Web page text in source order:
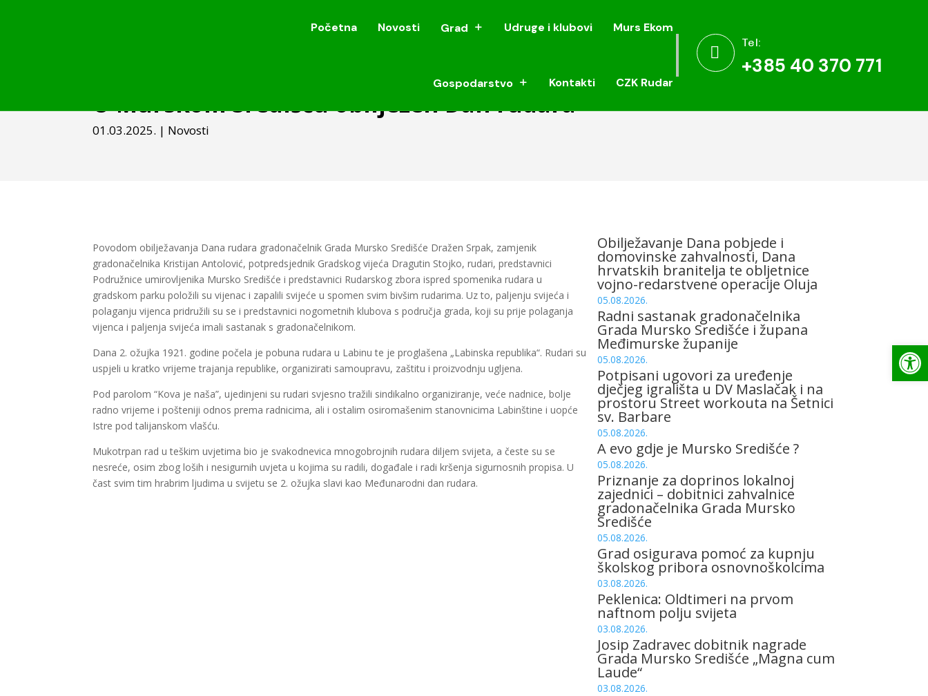
Početna Novosti Grad Udruge i klubovi Murs Ekom
Gospodarstvo Kontakti CZK Rudar
 Tel:
+385 40 370 771
Početna Novosti Grad Udruge i klubovi Murs Ekom
Gospodarstvo Kontakti CZK Rudar

Tel:
+385 40 370 771
U Murskom Središću obilježen Dan rudara
01.03.2025. | Novosti
Povodom obilježavanja Dana rudara gradonačelnik Grada Mursko Središće Dražen Srpak, zamjenik
gradonačelnika Kristijan Antolović, potpredsjednik Gradskog vijeća Dragutin Stojko, rudari, predstavnici
Podružnice umirovljenika Mursko Središće i predstavnici Rudarskog zbora ispred spomenika rudara u
gradskom parku položili su vijenac i zapalili svijeće u spomen svim bivšim rudarima. Uz to, paljenju svijeća i
polaganju vijenca pridružili su se i predstavnici nogometnih klubova s područja grada, koji su prije polaganja
vijenca i paljenja svijeća imali sastanak s gradonačelnikom.
Dana 2. ožujka 1921. godine počela je pobuna rudara u Labinu te je proglašena „Labinska republika“. Rudari su
uspjeli u kratko vrijeme trajanja republike, organizirati samoupravu, zaštitu i proizvodnju ugljena.
Pod parolom “Kova je naša”, ujedinjeni su rudari svjesno tražili sindikalno organiziranje, veće nadnice, bolje
radno vrijeme i pošteniji odnos prema radnicima, ali i ostalim osiromašenim stanovnicima Labinštine i uopće
Istre pod talijanskom vlašću.
Mukotrpan rad u teškim uvjetima bio je svakodnevica mnogobrojnih rudara diljem svijeta, a česte su se
nesreće, osim zbog loših i nesigurnih uvjeta u kojima su radili, događale i radi kršenja sigurnosnih propisa. U
čast svim tim hrabrim ljudima u svijetu se 2. ožujka slavi kao Međunarodni dan rudara.
Obilježavanje Dana pobjede i
domovinske zahvalnosti, Dana
hrvatskih branitelja te obljetnice
vojno-redarstvene operacije Oluja
05.08.2026.
Radni sastanak gradonačelnika
Grada Mursko Središće i župana
Međimurske županije
05.08.2026.
Potpisani ugovori za uređenje
dječjeg igrališta u DV Maslačak i na
prostoru Street workouta na Šetnici
sv. Barbare
05.08.2026.
A evo gdje je Mursko Središće ?
05.08.2026.
Priznanje za doprinos lokalnoj
zajednici – dobitnici zahvalnice
gradonačelnika Grada Mursko
Središće
05.08.2026.
Grad osigurava pomoć za kupnju
školskog pribora osnovnoškolcima
03.08.2026.
Peklenica: Oldtimeri na prvom
naftnom polju svijeta
03.08.2026.
Josip Zadravec dobitnik nagrade
Grada Mursko Središće „Magna cum
Laude“
03.08.2026.